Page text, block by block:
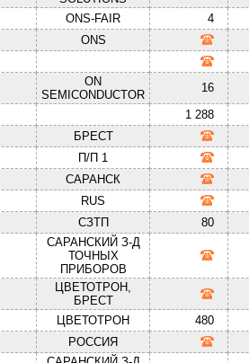
ONS-FAIR 4
ONS
ON
SEMICONDUCTOR
16
1 288
БРЕСТ
П/П 1
САРАНСК
RUS
СЗТП 80
САРАНСКИЙ З-Д
ТОЧНЫХ
ПРИБОРОВ
ЦВЕТОТРОН,
БРЕСТ
ЦВЕТОТРОН 480
РОССИЯ